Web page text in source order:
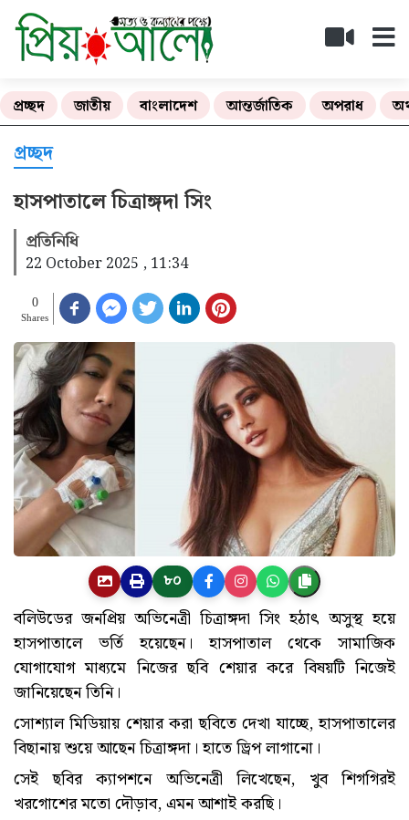
প্রচ্ছদ জাতীয় বাংলাদেশ আন্তর্জাতিক অপরাধ
প্রচ্ছদ
হাসপাতালে চিত্রাঙ্গদা সিং
প্রতিনিধি
22 October 2025 , 11:34
0
Shares
৮০
বলিউডের জনপ্রিয় অভিনেত্রী চিত্রাঙ্গদা সিং হঠাৎ অসুস্থ হয়ে
হাসপাতালে ভর্তি হয়েছেন। হাসপাতাল থেকে সামাজিক
যোগাযোগ মাধ্যমে নিজের ছবি শেয়ার করে বিষয়টি নিজেই
জানিয়েছেন তিনি।
সোশ্যাল মিডিয়ায় শেয়ার করা ছবিতে দেখা যাচ্ছে, হাসপাতালের
বিছানায় শুয়ে আছেন চিত্রাঙ্গদা। হাতে ড্রিপ লাগানো।
সেই ছবির ক্যাপশনে অভিনেত্রী লিখেছেন, খুব শিগগিরই
খরগোশের মতো দৌড়াব, এমন আশাই করছি।